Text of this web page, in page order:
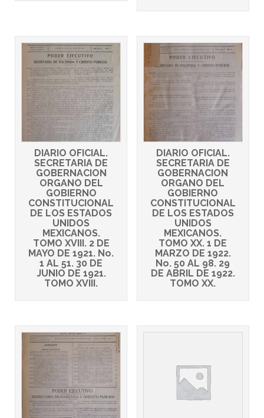
DIARIO OFICIAL.
SECRETARIA DE
GOBERNACION
ORGANO DEL
GOBIERNO
CONSTITUCIONAL
DE LOS ESTADOS
UNIDOS
MEXICANOS.
TOMO XVIII. 2 DE
MAYO DE 1921. No.
1 AL 51. 30 DE
JUNIO DE 1921.
TOMO XVIII.
DIARIO OFICIAL.
SECRETARIA DE
GOBERNACION
ORGANO DEL
GOBIERNO
CONSTITUCIONAL
DE LOS ESTADOS
UNIDOS
MEXICANOS.
TOMO XX. 1 DE
MARZO DE 1922.
No. 50 AL 98. 29
DE ABRIL DE 1922.
TOMO XX.